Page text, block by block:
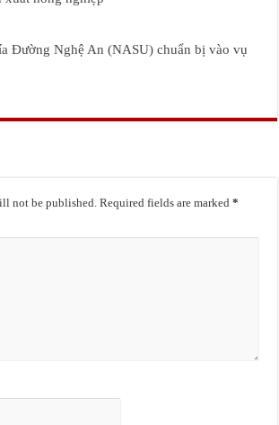
Đường Nghệ An (NASU) chuẩn bị vào vụ
not be published. Required fields are marked*